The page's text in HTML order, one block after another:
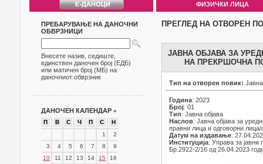
ФИЗИЧКИ ЛИЦА
ПРЕБАРУВАЊЕ НА ДАНОЧНИ
ОБВРЗНИЦИ
Внесете назив, седиште,
единствен даночен број (ЕДБ)
или матичен број (МБ) на
даночниот обврзник
ДАНОЧЕН КАЛЕНДАР »
П В С Ч П С
Н
1
2
3
4 5 6 7 8
9
10
11 12 13 14 15
16
ПРЕГЛЕД НА ОТВОРЕН
ЈАВНА ОБЈАВА ЗА
НА ПРЕКРШОЧНА
Тип на отворен повик:
Година: 2023
Број: 01
Тип: Јавна објава
Наслов: Јавна објава за
правни лица и одговорни
Датум на издавање:
Институција: Управа за јавни
Бр.2922-2/16 од 26.04.2023